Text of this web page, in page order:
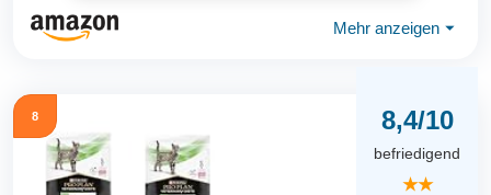
Mehr anzeigen ⏷
8 8,4/10
befriedigend
★★